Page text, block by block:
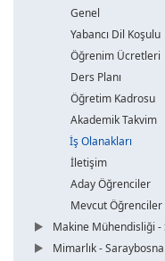
Genel
Yabancı Dil Koşulu
Öğrenim Ücretleri
Ders Planı
Öğretim Kadrosu
Akademik Takvim
İş Olanakları
İletişim
Aday Öğrenciler
Mevcut Öğrenciler
Makine Mühendisliği -
Mimarlık - Saraybosna